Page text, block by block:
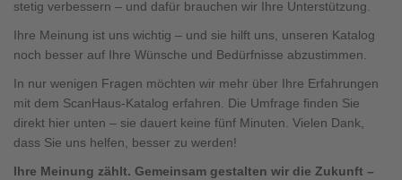
RUND UMS BAUEN
ÜBER UNS
KONTAKT
Brauchen Sie Hilfe?
stetig verbessern – und dafür brauchen wir Ihre Unterstützung.
Ihre Meinung ist uns wichtig – und sie hilft uns, unseren Katalog
noch besser auf Ihre Wünsche und Bedürfnisse abzustimmen.
In nur wenigen Fragen möchten wir mehr über Ihre Erfahrungen
mit dem ScanHaus-Katalog erfahren. Die Umfrage finden Sie
direkt hier unten – sie dauert keine fünf Minuten. Vielen Dank,
dass Sie uns helfen, besser zu werden!
Ihre Meinung zählt. Gemeinsam gestalten wir die Zukunft –